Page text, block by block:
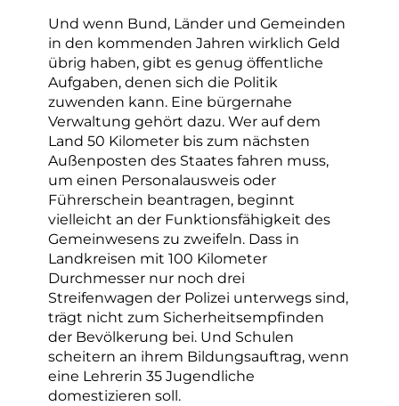
Und wenn Bund, Länder und Gemeinden
in den kommenden Jahren wirklich Geld
übrig haben, gibt es genug öffentliche
Aufgaben, denen sich die Politik
zuwenden kann. Eine bürgernahe
Verwaltung gehört dazu. Wer auf dem
Land 50 Kilometer bis zum nächsten
Außenposten des Staates fahren muss,
um einen Personalausweis oder
Führerschein beantragen, beginnt
vielleicht an der Funktionsfähigkeit des
Gemeinwesens zu zweifeln. Dass in
Landkreisen mit 100 Kilometer
Durchmesser nur noch drei
Streifenwagen der Polizei unterwegs sind,
trägt nicht zum Sicherheitsempfinden
der Bevölkerung bei. Und Schulen
scheitern an ihrem Bildungsauftrag, wenn
eine Lehrerin 35 Jugendliche
domestizieren soll.